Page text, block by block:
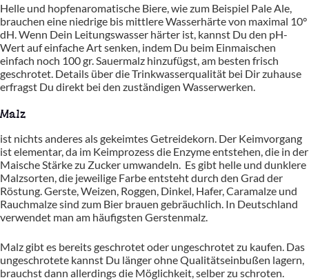
Helle und hopfenaromatische Biere, wie zum Beispiel Pale Ale,
brauchen eine niedrige bis mittlere Wasserhärte von maximal 10°
dH. Wenn Dein Leitungswasser härter ist, kannst Du den pH-
Wert auf einfache Art senken, indem Du beim Einmaischen
einfach noch 100 gr. Sauermalz hinzufügst, am besten frisch
geschrotet. Details über die Trinkwasserqualität bei Dir zuhause
erfragst Du direkt bei den zuständigen Wasserwerken.
Malz
ist nichts anderes als gekeimtes Getreidekorn. Der Keimvorgang
ist elementar, da im Keimprozess die Enzyme entstehen, die in der
Maische Stärke zu Zucker umwandeln. Es gibt helle und dunklere
Malzsorten, die jeweilige Farbe entsteht durch den Grad der
Röstung. Gerste, Weizen, Roggen, Dinkel, Hafer, Caramalze und
Rauchmalze sind zum Bier brauen gebräuchlich. In Deutschland
verwendet man am häufigsten Gerstenmalz.
Malz gibt es bereits geschrotet oder ungeschrotet zu kaufen. Das
ungeschrotete kannst Du länger ohne Qualitätseinbußen lagern,
brauchst dann allerdings die Möglichkeit, selber zu schroten.